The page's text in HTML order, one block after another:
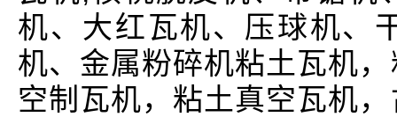
机、大红瓦机、压球机、
机、金属粉碎机粘土瓦机
空制瓦机，粘土真空瓦机